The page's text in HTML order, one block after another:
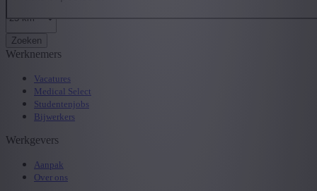
Zoeken
Werknemers
Vacatures
Medical Select
Studentenjobs
Bijwerkers
Werkgevers
Aanpak
Over ons